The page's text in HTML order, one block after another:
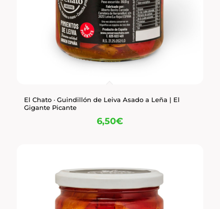
El Chato · Guindillón de Leiva Asado a Leña | El
Gigante Picante
6,50€